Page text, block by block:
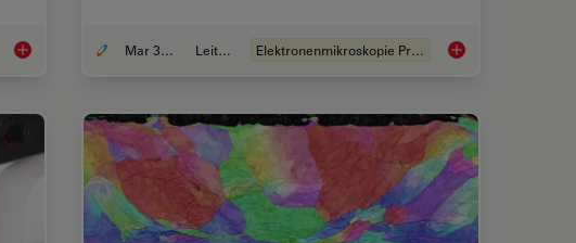
How to Save Time and Samples by Automated Ultramicrotomy
Mar 31, 2025 Leitfaden Elektronenmikroskopie Probenvorbereitung Essential Guide to